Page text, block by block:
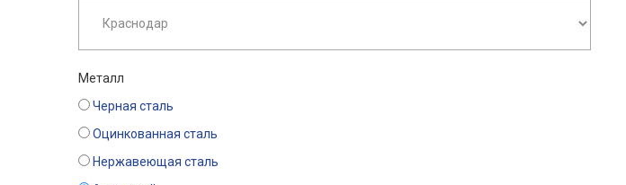
Металл
Черная сталь
Оцинкованная сталь
Нержавеющая сталь